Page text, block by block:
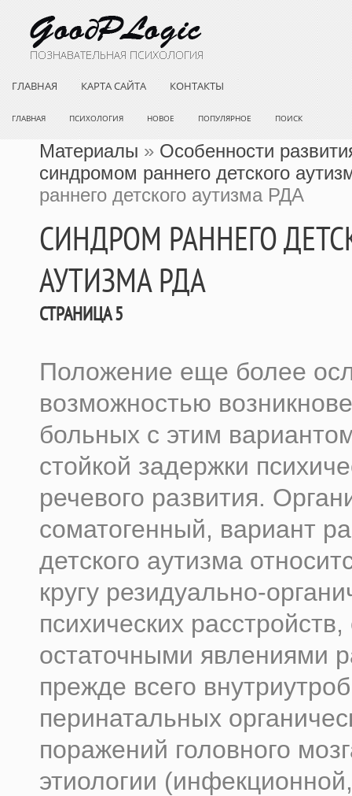
ГЛАВНАЯ КАРТА САЙТА КОНТАКТЫ
ГЛАВНАЯ ПСИХОЛОГИЯ НОВОЕ ПОПУЛЯРНОЕ ПОИСК
Материалы » Особенности
синдромом раннего детского
раннего детского аутизма РДА
СИНДРОМ РАННЕГО
АУТИЗМА РДА
СТРАНИЦА 5
Положение еще более
возможностью
больных с этим
стойкой задержки
речевого развития.
соматогенный, вариант
детского аутизма
кругу резидуально-
психических
остаточными явлениями
прежде всего
перинатальных
поражений головного
этиологии (инфекционной,